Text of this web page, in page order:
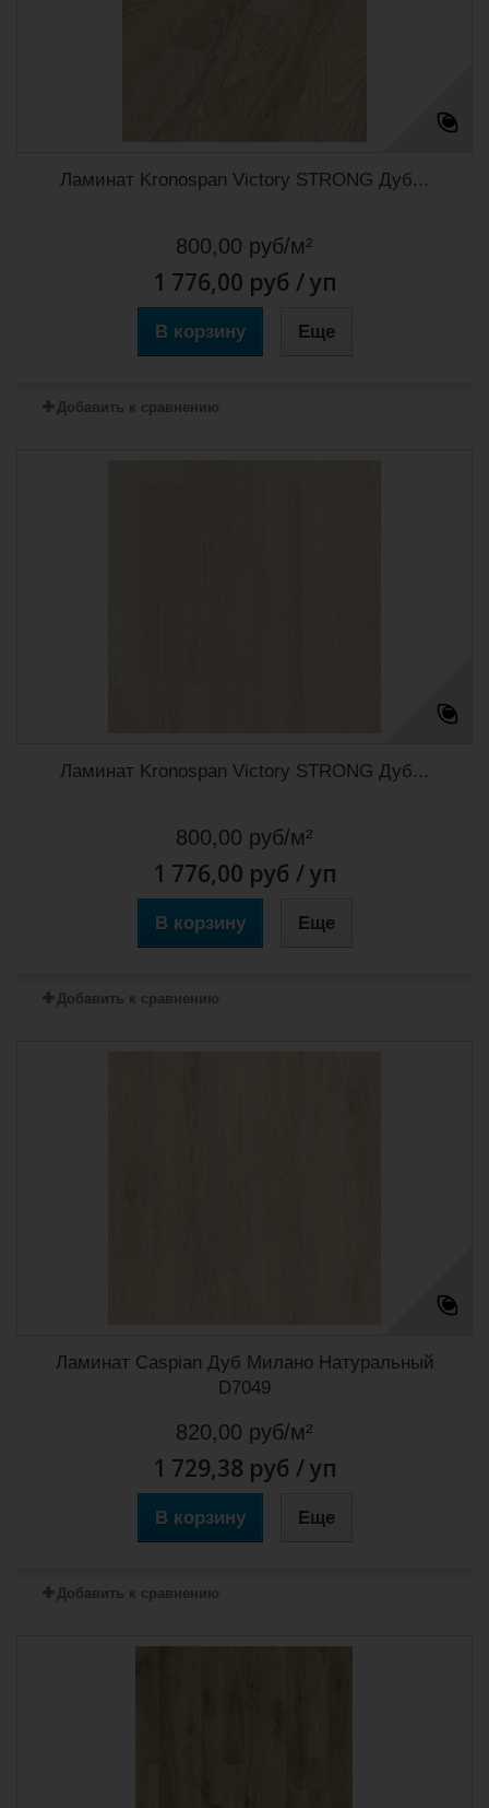
Ламинат Kronospan Victory STRONG Дуб...
800,00 руб/м²
1 776,00 руб / уп
В корзину Еще
Добавить к сравнению
Ламинат Kronospan Victory STRONG Дуб...
800,00 руб/м²
1 776,00 руб / уп
В корзину Еще
Добавить к сравнению
Ламинат Caspian Дуб Милано Натуральный
D7049
820,00 руб/м²
1 729,38 руб / уп
В корзину Еще
Добавить к сравнению